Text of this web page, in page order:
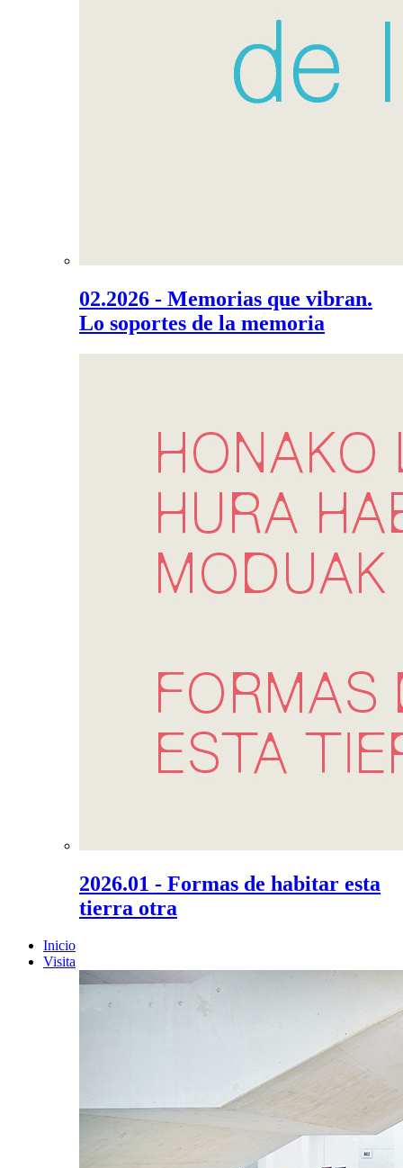
02.2026 - Memorias que vibran.
Lo soportes de la memoria
2026.01 - Formas de habitar esta
tierra otra
Inicio
Visita